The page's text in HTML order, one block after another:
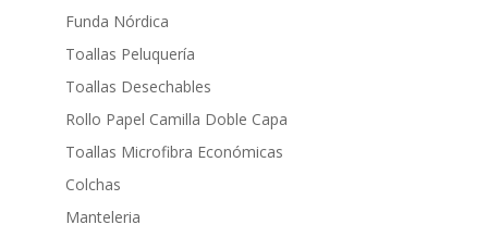
Funda Nórdica
Toallas Peluquería
Toallas Desechables
Rollo Papel Camilla Doble Capa
Toallas Microfibra Económicas
Colchas
Manteleria